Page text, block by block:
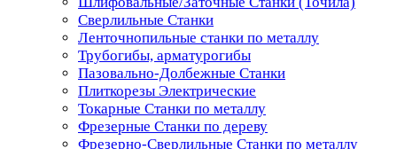
Сверлильные Станки
Ленточнопильные станки по металлу
Трубогибы, арматурогибы
Пазовально-Долбежные Станки
Плиткорезы Электрические
Токарные Станки по металлу
Фрезерные Станки по дереву
Фрезерно-Сверлильные Станки по металлу